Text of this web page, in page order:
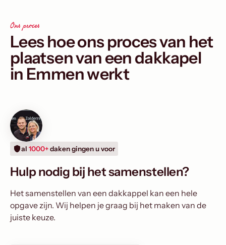
Ons proces
Lees hoe ons proces van het
plaatsen van een dakkapel
in Emmen werkt
al 1000+daken gingen u voor
Hulp nodig bij het samenstellen?
Het samenstellen van een dakkappel kan een hele
opgave zijn. Wij helpen je graag bij het maken van de
juiste keuze.